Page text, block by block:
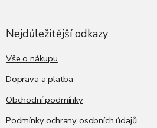
Nejdůležitější odkazy
Vše o nákupu
Doprava a platba
Obchodní podmínky
Podmínky ochrany osobních údajů